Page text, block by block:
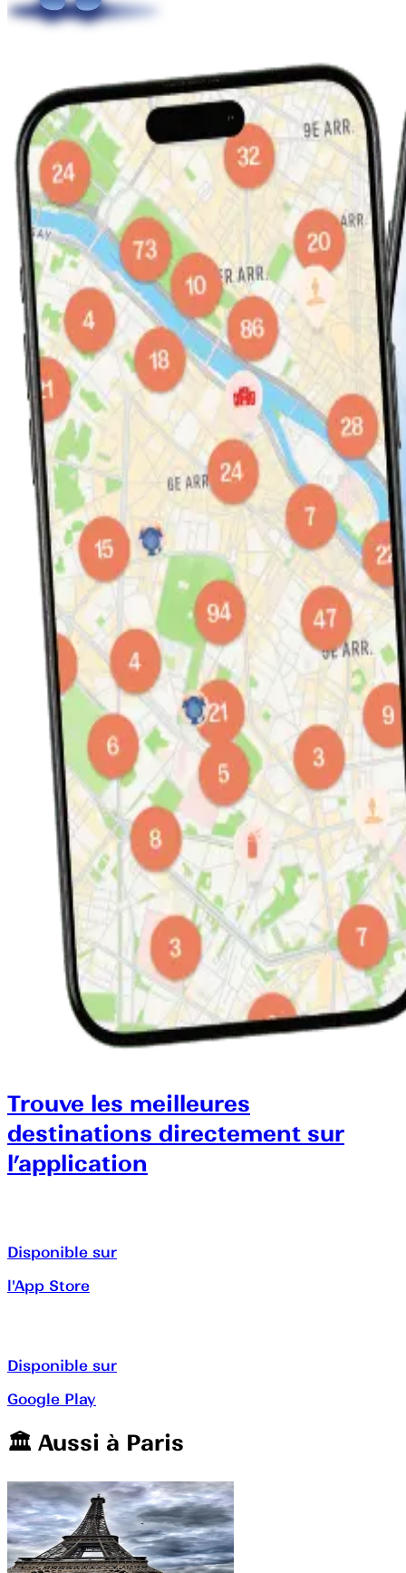
Trouve les meilleures
destinations directement sur
l’application
Disponible sur
l'App Store
Disponible sur
Google Play
🏛️️ Aussi à Paris